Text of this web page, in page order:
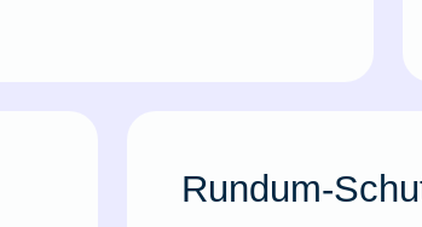
Rundum-